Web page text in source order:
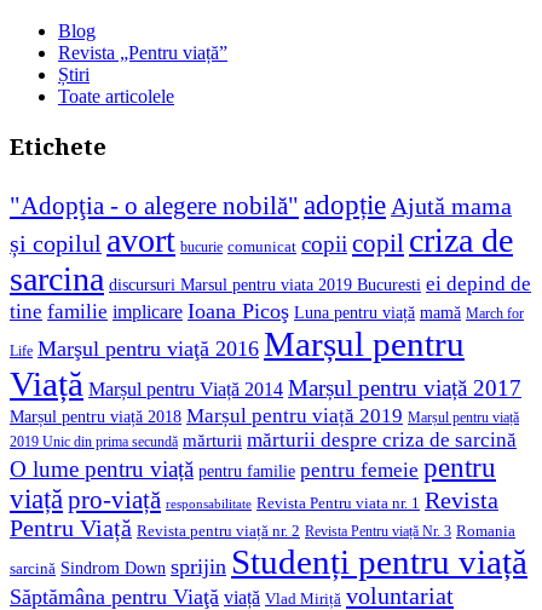
Blog
Revista „Pentru viață”
Știri
Toate articolele
Etichete
"Adopţia - o alegere nobilă" adopție Ajută mama
și copilul avort bucurie comunicat copii copil criza de
sarcina discursuri Marsul pentru viata 2019 Bucuresti ei depind de
tine familie implicare Ioana Picoş Luna pentru viață mamă March for
Life Marşul pentru viaţă 2016 Marșul pentru
Viață Marșul pentru Viață 2014 Marșul pentru viață 2017
Marșul pentru viață 2018 Marșul pentru viață 2019 Marșul pentru viață
2019 Unic din prima secundă mărturii mărturii despre criza de sarcină
O lume pentru viață pentru familie pentru femeie pentru
viață pro-viață responsabilitate Revista Pentru viata nr. 1 Revista
Pentru Viață Revista pentru viață nr. 2 Revista Pentru viață Nr. 3 Romania
sarcină Sindrom Down sprijin Studenți pentru viață
Săptămâna pentru Viaţă viață Vlad Miriță voluntariat